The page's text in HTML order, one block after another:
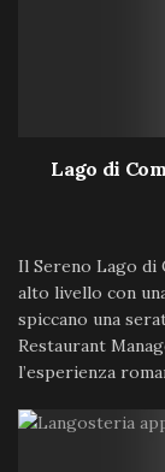
Lago di
Il Sereno Lago di
alto livello con
spiccano una
Restaurant
l’esperienza